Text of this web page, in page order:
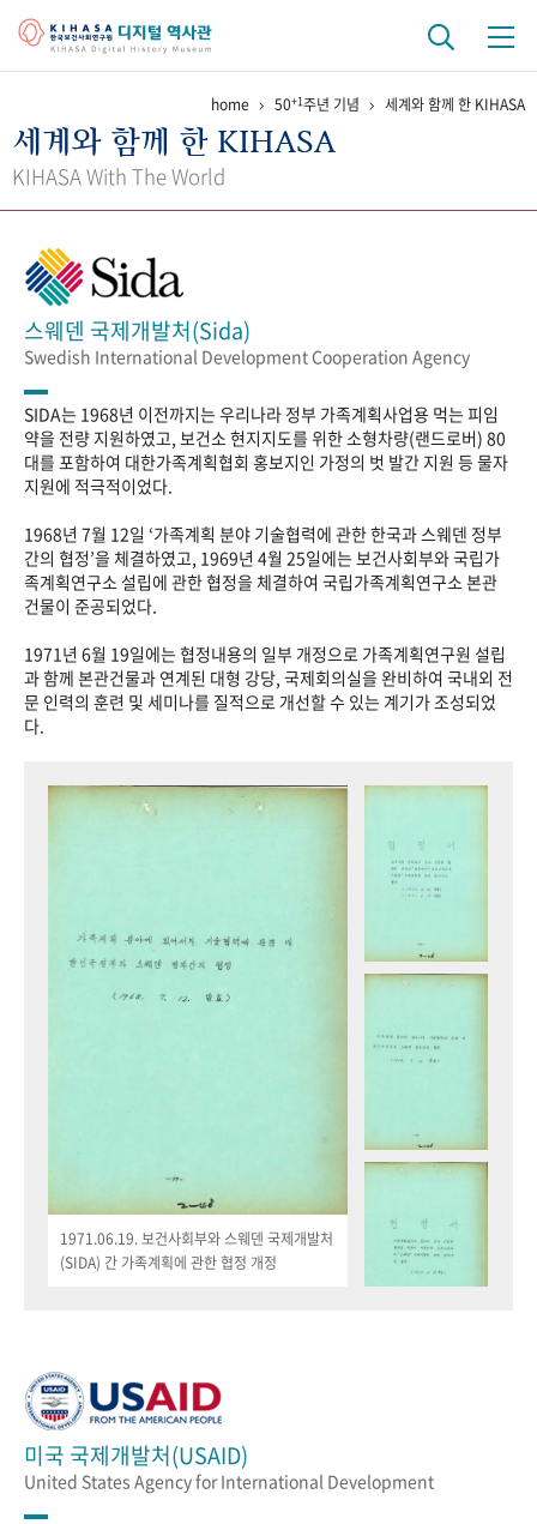
걸어온 길 기관 변천사 역대 기관장
정책과 연구 키워드로 보는 연구 역사
간행물 변천사
기록물 아카이브
사진 아카이브 문서 기록물 행정박물 영상 기록물
성과 50선 숫자로 보는 50년 50+1주년 광장
세계와 함께 한 KIHASA
VR 역사관
home 50+1주년 기념 세계와 함께 한 KIHASA
세계와 함께 한 KIHASA
KIHASA With The World
스웨덴 국제개발처(Sida)
Swedish International Development Cooperation Agency
SIDA는 1968년 이전까지는 우리나라 정부 가족계획사업용 먹는 피임
약을 전량 지원하였고, 보건소 현지지도를 위한 소형차량(랜드로버) 80
대를 포함하여 대한가족계획협회 홍보지인 가정의 벗 발간 지원 등 물자
지원에 적극적이었다.
1968년 7월 12일 ‘가족계획 분야 기술협력에 관한 한국과 스웨덴 정부
간의 협정’을 체결하였고, 1969년 4월 25일에는 보건사회부와 국립가
족계획연구소 설립에 관한 협정을 체결하여 국립가족계획연구소 본관
건물이 준공되었다.
1971년 6월 19일에는 협정내용의 일부 개정으로 가족계획연구원 설립
과 함께 본관건물과 연계된 대형 강당, 국제회의실을 완비하여 국내외 전
문 인력의 훈련 및 세미나를 질적으로 개선할 수 있는 계기가 조성되었
다.
1971.06.19. 보건사회부와 스웨덴 국제개발처
(SIDA) 간 가족계획에 관한 협정 개정
미국 국제개발처(USAID)
United States Agency for International Development